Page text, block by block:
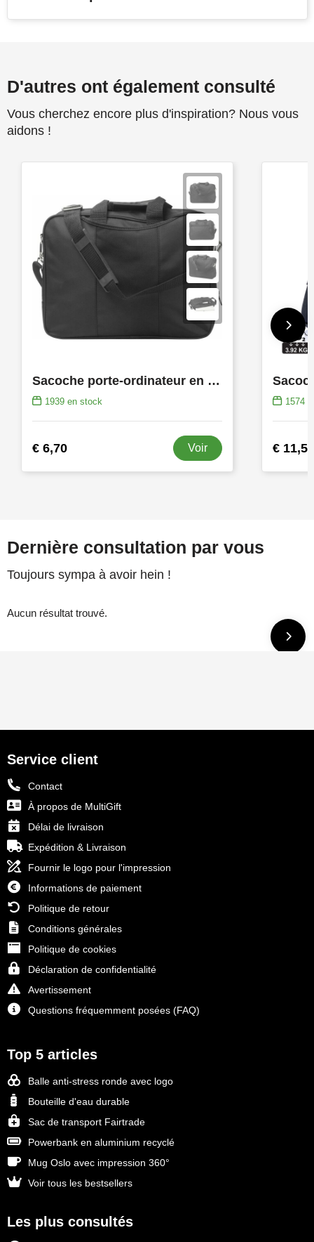
D'autres ont également consulté
Vous cherchez encore plus d'inspiration? Nous vous
aidons !
Sacoche porte-ordinateur en microfibre Shaun
1939en stock
€ 6,70 Voir
1574
€ 11,59
Dernière consultation par vous
Toujours sympa à avoir hein !
Aucun résultat trouvé.
Service client
Contact
À propos de MultiGift
Délai de livraison
Expédition & Livraison
Fournir le logo pour l'impression
Informations de paiement
Politique de retour
Conditions générales
Politique de cookies
Déclaration de confidentialité
Avertissement
Questions fréquemment posées (FAQ)
Top 5 articles
Balle anti-stress ronde avec logo
Bouteille d'eau durable
Sac de transport Fairtrade
Powerbank en aluminium recyclé
Mug Oslo avec impression 360°
Voir tous les bestsellers
Les plus consultés